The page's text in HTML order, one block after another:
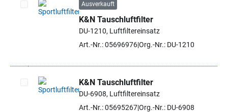
Artikel auswählen
Ausverkauft
K&N Tauschluftfilter
DU-1210, Luftfiltereinsatz
Art.-Nr.: 05696976Org.-Nr.: DU-1210
Artikel auswählen
K&N Tauschluftfilter
DU-6908, Luftfiltereinsatz
Art.-Nr.: 05695267Org.-Nr.: DU-6908